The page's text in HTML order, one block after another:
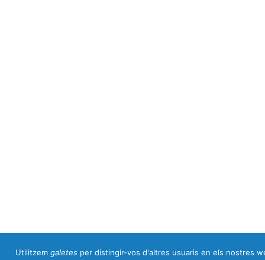
Utilitzem galetesper distingir-vos d'altres usuaris en els nostres